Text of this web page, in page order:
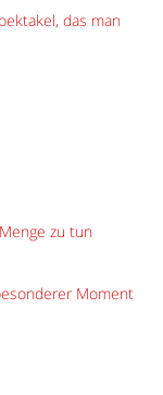
das man
zu tun
Moment